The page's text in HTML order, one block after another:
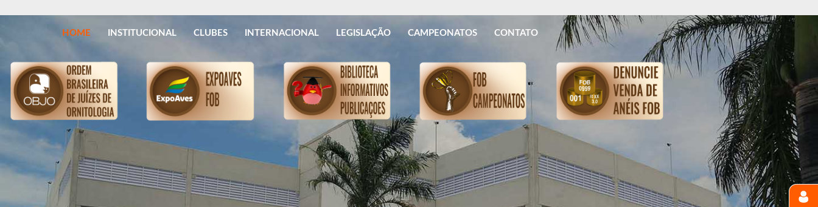
HOME INSTITUCIONAL
DIRETORIA
ESTATUTO SOCIAL
SOCIEDADE CIVIL
GALERIA DE PRESIDENTES
CESSÃO DE MATERIAIS
CLUBES INTERNACIONAL LEGISLAÇÃO
REGULAMENTAÇÃO
DEFESA AGROPECUÁRIA - GEDAVE
COMUNICADO IMPORTANTE
CAMPEONATOS CONTATO